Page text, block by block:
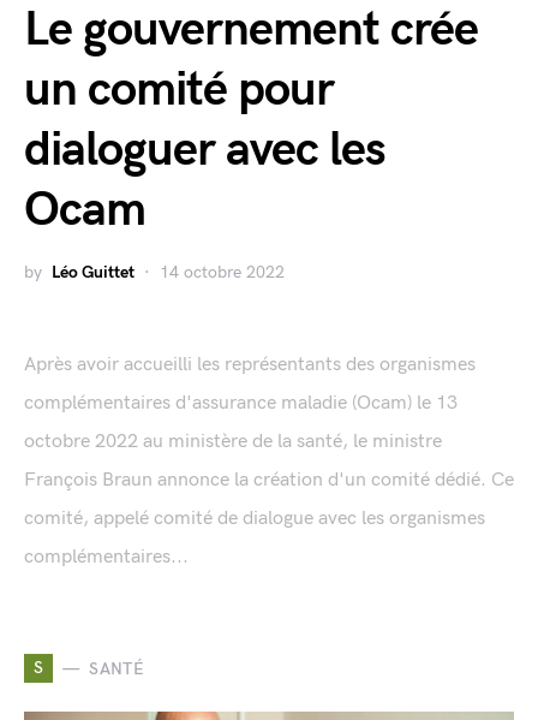
Le gouvernement crée
un comité pour
dialoguer avec les
Ocam
by Léo Guittet 14 octobre 2022
Après avoir accueilli les représentants des organismes
complémentaires d'assurance maladie (Ocam) le 13
octobre 2022 au ministère de la santé, le ministre
François Braun annonce la création d'un comité dédié. Ce
comité, appelé comité de dialogue avec les organismes
complémentaires...
S SANTÉ